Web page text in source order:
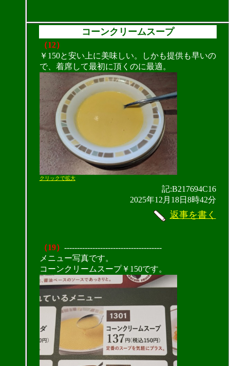
コーンクリームスープ
（12）
￥150と安い上に美味しい。しかも提供も早いの
で、着席して最初に頂くのに最適。
クリックで拡大
記:B217694C16
2025年12月18日8時42分
返事を書く
（19） --------------------------------------
メニュー写真です。
コーンクリームスープ￥150です。